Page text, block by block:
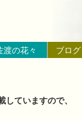
花の状
渡の花々 ブログ
ていますので、